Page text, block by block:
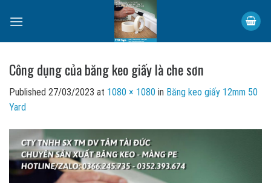
Công dụng của băng keo giấy là che sơn
Published 27/03/2023 at 1080 × 1080 in Băng keo giấy 12mm 50
Yard